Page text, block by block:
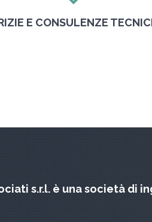
E CONSULENZE
s.r.l. è una società di